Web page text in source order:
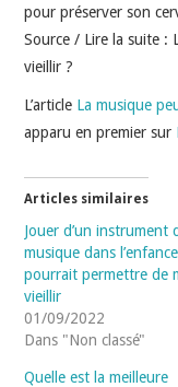
pour préserver son
Source / Lire la suite :
vieillir ?
L’article La musique
apparu en premier sur
Articles similaires
Jouer d’un instrument
musique dans l’enfance
pourrait permettre de
vieillir
01/09/2022
Dans "Non classé"
Quelle est la meilleure